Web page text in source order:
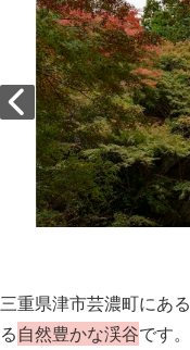
三重県津市芸濃町にある
る自然豊かな渓谷です。